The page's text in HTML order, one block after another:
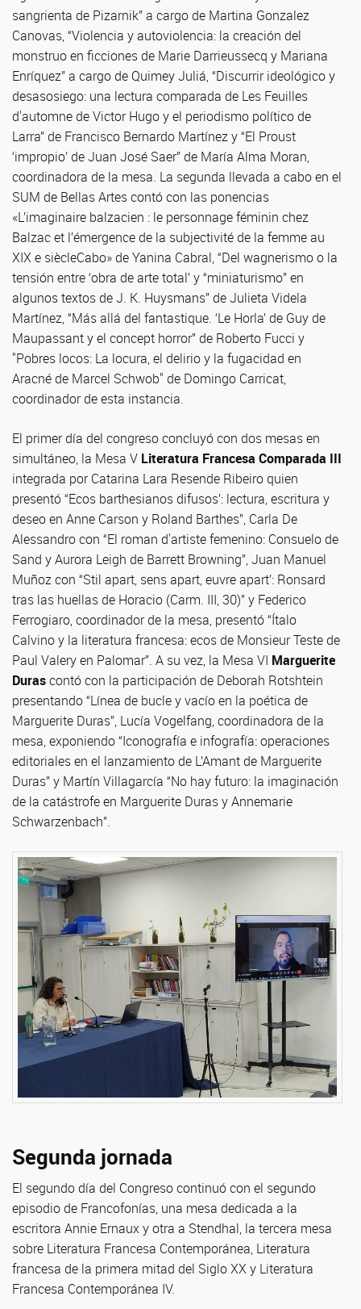
sangrienta de Pizarnik” a cargo de Martina Gonzalez
Canovas, “Violencia y autoviolencia: la creación del
monstruo en ficciones de Marie Darrieussecq y Mariana
Enríquez” a cargo de Quimey Juliá, “Discurrir ideológico y
desasosiego: una lectura comparada de Les Feuilles
d'automne de Victor Hugo y el periodismo político de
Larra” de Francisco Bernardo Martínez y “El Proust
‘impropio’ de Juan José Saer” de María Alma Moran,
coordinadora de la mesa. La segunda llevada a cabo en el
SUM de Bellas Artes contó con las ponencias
«L’imaginaire balzacien : le personnage féminin chez
Balzac et l’émergence de la subjectivité de la femme au
XIX e siècleCabo» de Yanina Cabral, “Del wagnerismo o la
tensión entre ‘obra de arte total’ y “miniaturismo” en
algunos textos de J. K. Huysmans” de Julieta Videla
Martínez, “Más allá del fantastique. ‘Le Horla’ de Guy de
Maupassant y el concept horror” de Roberto Fucci y
"Pobres locos: La locura, el delirio y la fugacidad en
Aracné de Marcel Schwob" de Domingo Carricat,
coordinador de esta instancia.
El primer día del congreso concluyó con dos mesas en
simultáneo, la Mesa V Literatura Francesa Comparada III
integrada por Catarina Lara Resende Ribeiro quien
presentó “Ecos barthesianos difusos’: lectura, escritura y
deseo en Anne Carson y Roland Barthes”, Carla De
Alessandro con “El roman d'artiste femenino: Consuelo de
Sand y Aurora Leigh de Barrett Browning”, Juan Manuel
Muñoz con “Stil apart, sens apart, euvre apart’: Ronsard
tras las huellas de Horacio (Carm. III, 30)” y Federico
Ferrogiaro, coordinador de la mesa, presentó “Ítalo
Calvino y la literatura francesa: ecos de Monsieur Teste de
Paul Valery en Palomar”. A su vez, la Mesa VI Marguerite
Durascontó con la participación de Deborah Rotshtein
presentando “Línea de bucle y vacío en la poética de
Marguerite Duras”, Lucía Vogelfang, coordinadora de la
mesa, exponiendo “Iconografía e infografía: operaciones
editoriales en el lanzamiento de L’Amant de Marguerite
Duras” y Martín Villagarcía “No hay futuro: la imaginación
de la catástrofe en Marguerite Duras y Annemarie
Schwarzenbach”.
Segunda jornada
El segundo día del Congreso continuó con el segundo
episodio de Francofonías, una mesa dedicada a la
escritora Annie Ernaux y otra a Stendhal, la tercera mesa
sobre Literatura Francesa Contemporánea, Literatura
francesa de la primera mitad del Siglo XX y Literatura
Francesa Contemporánea IV.